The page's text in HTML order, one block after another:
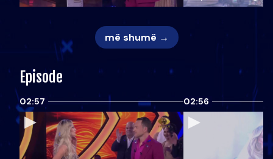
më shumë →
Episode
02:57 02:56